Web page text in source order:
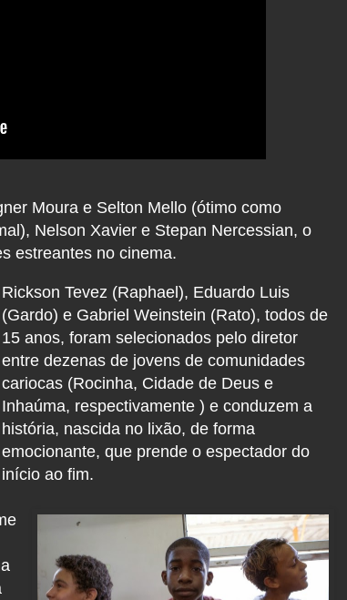
Moura e Selton Mello (ótimo como
Nelson Xavier e Stepan Nercessian, o
estreantes no cinema.
Rickson Tevez (Raphael), Eduardo Luis
(Gardo) e Gabriel Weinstein (Rato), todos de
15 anos, foram selecionados pelo diretor
entre dezenas de jovens de comunidades
cariocas (Rocinha, Cidade de Deus e
Inhaúma, respectivamente ) e conduzem a
história, nascida no lixão, de forma
emocionante, que prende o espectador do
início ao fim.